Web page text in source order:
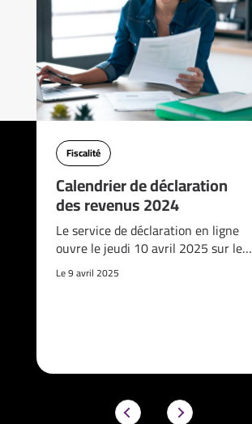
Fiscalité
Calendrier de déclaration
des revenus 2024
Le service de déclaration en ligne
ouvre le jeudi 10 avril 2025 sur le…
Le 9 avril 2025